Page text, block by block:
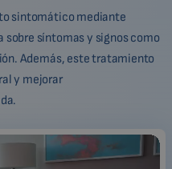
sintomático mediante
síntomas y signos como
Además, este tratamiento
y mejorar